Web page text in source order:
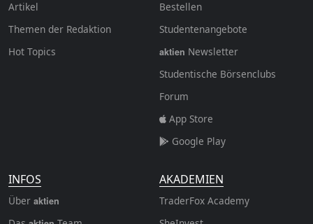
Artikel
Themen der Redaktion
Hot Topics
Bestellen
Studentenangebote
aktien Newsletter
Studentische Börsenclubs
Forum
App Store
Google Play
INFOS
Über aktien
AKADEMIEN
TraderFox Academy